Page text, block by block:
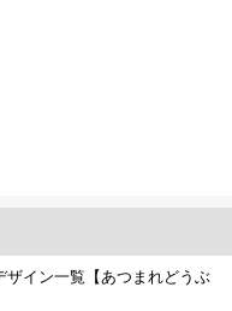
ザイン一覧【あつまれどうぶ